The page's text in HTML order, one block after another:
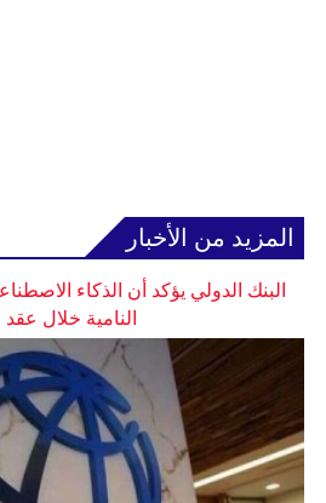
المزيد من الأخبار
البنك الدولي يؤكد أن الذكاء
النامية خلال عقد